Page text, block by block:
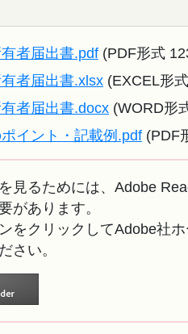
者届出書.pdf (PDF形式
者届出書.xlsx (EXCEL形
者届出書.docx (WORD形
イント・記載例.pdf (PDF
見るためには、Adobe
があります。
をクリックしてAdobe社
さい。